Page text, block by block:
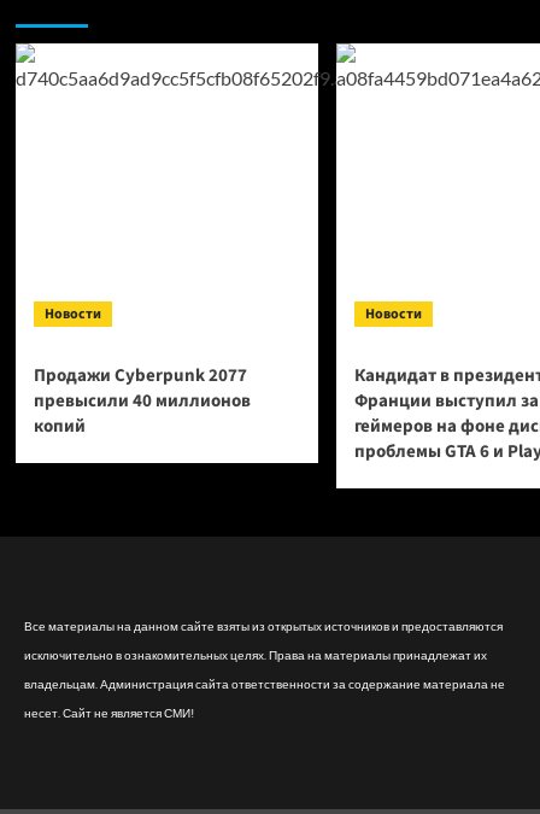
Новости
Продажи Cyberpunk 2077
превысили 40 миллионов
копий
Новости
Кандидат в
Франции выступил
геймеров на фоне
проблемы GTA 6 и
Все материалы на данном сайте взяты из открытых источников и предоставляются
исключительно в ознакомительных целях. Права на материалы принадлежат их
владельцам. Администрация сайта ответственности за содержание материала не
несет. Сайт не является СМИ!